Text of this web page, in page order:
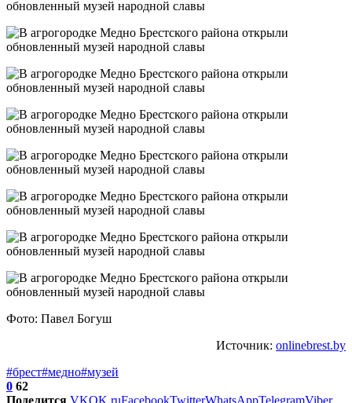
Фото: Павел Богуш
Источник: onlinebrest.by
#брест#медно#музей
0 62
Поделится VKOK.ruFacebookTwitterWhatsAppTelegramViber